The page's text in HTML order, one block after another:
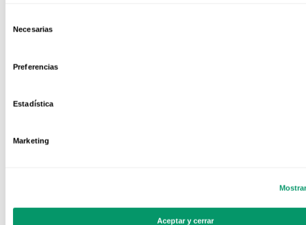
de
Necesarias
Preferencias
Estadística
Marketing
Aceptar y cerrar